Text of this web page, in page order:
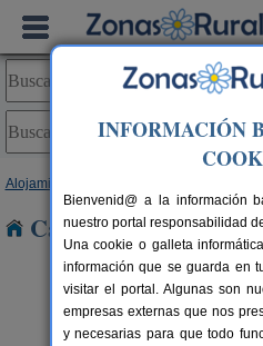
Alojamientos
Casas Rurales cerca
INFORMACIÓN
Bienvenid@ a la información
nuestro portal responsabilidad
Una cookie o galleta
información que se guarda en
visitar el portal. Algunas son
empresas externas que nos
y necesarias para que todo